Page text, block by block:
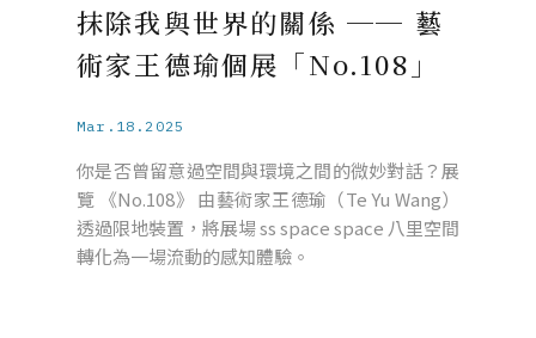
抹除我與世界的關係 ── 藝
術家王德瑜個展「No.108」
Mar.18.2025
你是否曾留意過空間與環境之間的微妙對話？展
覽 《No.108》 由藝術家王德瑜（Te Yu Wang）
透過限地裝置，將展場 ss space space 八里空間
轉化為一場流動的感知體驗。